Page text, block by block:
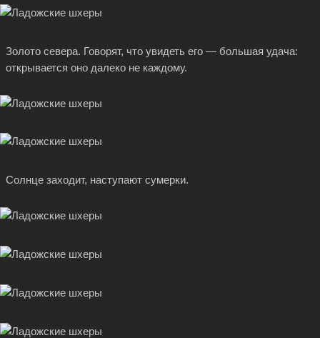
Золото севера. Говорят, что увидеть его — большая удача:
открывается оно далеко не каждому.
Солнце заходит, наступают сумерки.